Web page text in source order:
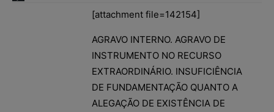
[attachment file=142154]
AGRAVO INTERNO. AGRAVO DE
INSTRUMENTO NO RECURSO
EXTRAORDINÁRIO. INSUFICIÊNCIA
DE FUNDAMENTAÇÃO QUANTO A
ALEGAÇÃO DE EXISTÊNCIA DE